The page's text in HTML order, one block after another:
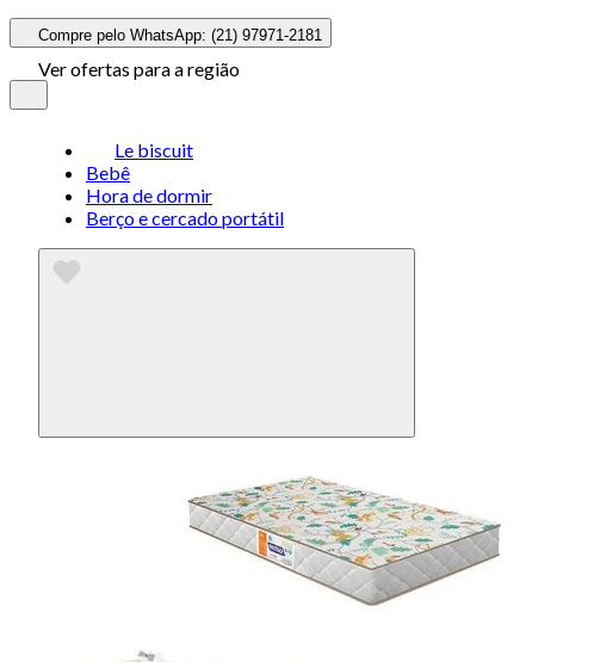
Compre pelo WhatsApp: (21) 97971-2181
Ver ofertas para a região
Le biscuit
Bebê
Hora de dormir
Berço e cercado portátil